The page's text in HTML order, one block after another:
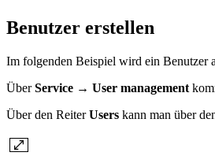
Benutzer erstellen
Im folgenden Beispiel wird ein Benutzer
ÜberService → User management
Über den ReiterUsers kann man über